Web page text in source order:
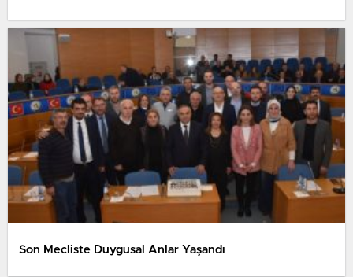
Son Mecliste Duygusal Anlar Yaşandı